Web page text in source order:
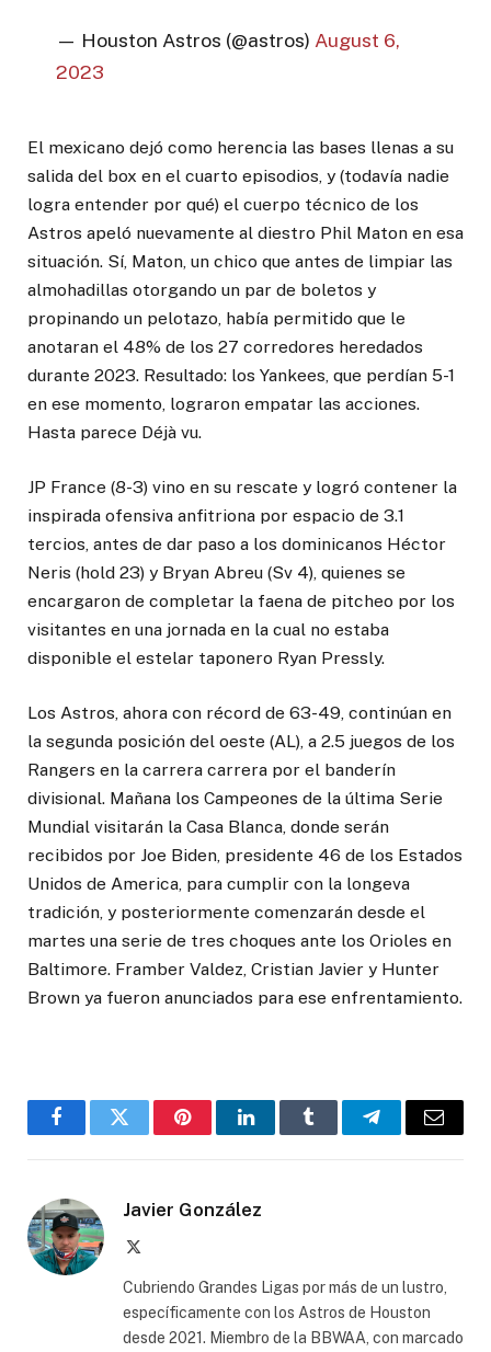
— Houston Astros (@astros) August 6,
2023
El mexicano dejó como herencia las bases llenas a su
salida del box en el cuarto episodios, y (todavía nadie
logra entender por qué) el cuerpo técnico de los
Astros apeló nuevamente al diestro Phil Maton en esa
situación. Sí, Maton, un chico que antes de limpiar las
almohadillas otorgando un par de boletos y
propinando un pelotazo, había permitido que le
anotaran el 48% de los 27 corredores heredados
durante 2023. Resultado: los Yankees, que perdían 5-1
en ese momento, lograron empatar las acciones.
Hasta parece Déjà vu.
JP France (8-3) vino en su rescate y logró contener la
inspirada ofensiva anfitriona por espacio de 3.1
tercios, antes de dar paso a los dominicanos Héctor
Neris (hold 23) y Bryan Abreu (Sv 4), quienes se
encargaron de completar la faena de pitcheo por los
visitantes en una jornada en la cual no estaba
disponible el estelar taponero Ryan Pressly.
Los Astros, ahora con récord de 63-49, continúan en
la segunda posición del oeste (AL), a 2.5 juegos de los
Rangers en la carrera carrera por el banderín
divisional. Mañana los Campeones de la última Serie
Mundial visitarán la Casa Blanca, donde serán
recibidos por Joe Biden, presidente 46 de los Estados
Unidos de America, para cumplir con la longeva
tradición, y posteriormente comenzarán desde el
martes una serie de tres choques ante los Orioles en
Baltimore. Framber Valdez, Cristian Javier y Hunter
Brown ya fueron anunciados para ese enfrentamiento.
FacebookTwitter PinterestLinkedInTumblr TelegramEmail
Javier González
Cubriendo Grandes Ligas por más de un lustro,
específicamente con los Astros de Houston
desde 2021. Miembro de la BBWAA, con marcado